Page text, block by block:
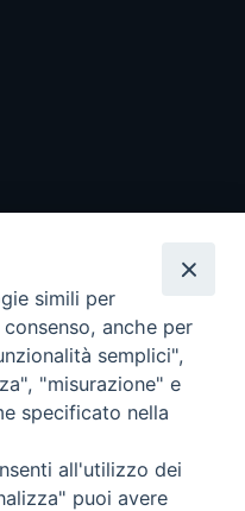
i diritti riservati - Vita
simili per
anche per
semplici",
"misurazione" e
specificato nella
all'utilizzo dei
puoi avere